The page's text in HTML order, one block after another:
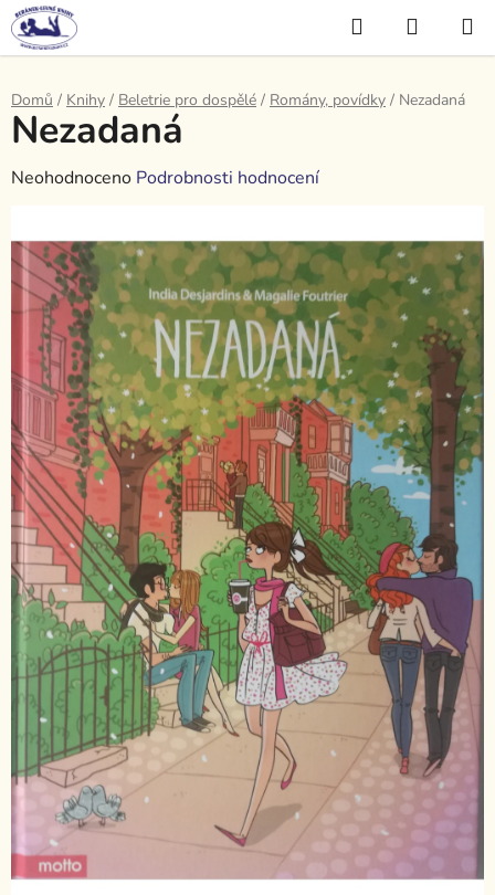
Přejít
na
obsah
Hledat
KOŠÍK
Domů / Knihy / Beletrie pro dospělé / Romány, povídky / Nezadaná
Nezadaná
Průměrné
produktu
je
0,0
hvězdiček.
Neohodnoceno Podrobnosti hodnocení